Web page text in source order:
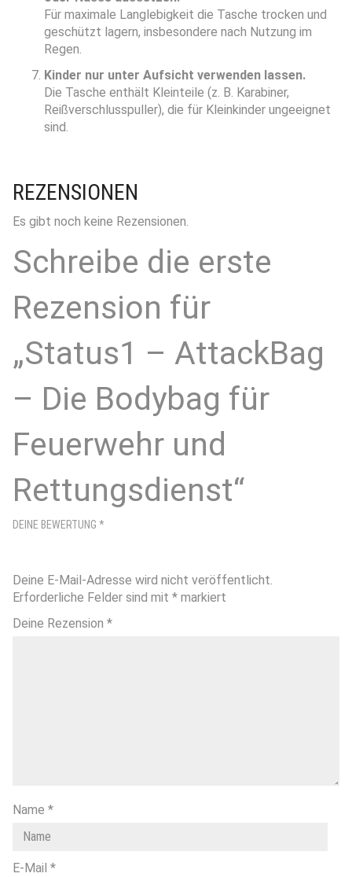
Für maximale Langlebigkeit die Tasche trocken und
geschützt lagern, insbesondere nach Nutzung im
Regen.
Kinder nur unter Aufsicht verwenden lassen.
Die Tasche enthält Kleinteile (z. B. Karabiner,
Reißverschlusspuller), die für Kleinkinder ungeeignet
sind.
REZENSIONEN
Es gibt noch keine Rezensionen.
Schreibe die erste
Rezension für
„Status1 – AttackBag
– Die Bodybag für
Feuerwehr und
Rettungsdienst“
Deine E-Mail-Adresse wird nicht veröffentlicht.
Erforderliche Felder sind mit * markiert
DEINE BEWERTUNG *
Deine Rezension *
Name *
E-Mail *